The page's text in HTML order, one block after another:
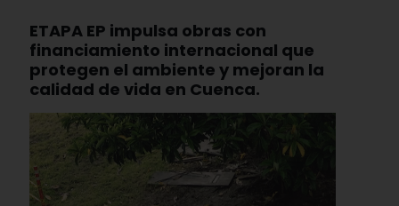
ETAPA EP impulsa obras con
financiamiento internacional que
protegen el ambiente y mejoran la
calidad de vida en Cuenca.